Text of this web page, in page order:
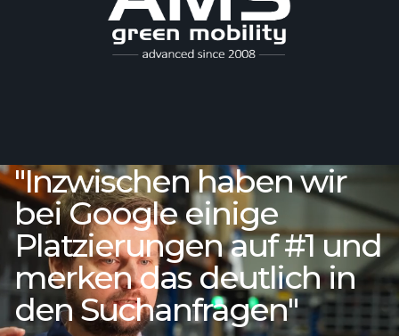
"Inzwischen haben wir
bei Google einige
Platzierungen auf #1 und
merken das deutlich in
den Suchanfragen"